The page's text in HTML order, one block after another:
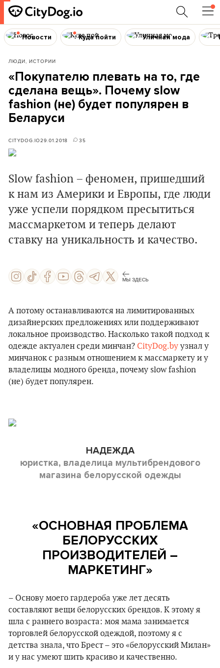
Новости Куда пойти Уличная мода
ЛЮДИ, ИСТОРИИ
«Покупателю плевать на то, где
сделана вещь». Почему slow
fashion (не) будет популярен в
Беларуси
CITYDOG.IO29.01.2018 35
Slow fashion – феномен, пришедший
к нам из Америки и Европы, где люди
уже успели порядком пресытиться
массмаркетом и теперь делают
ставку на уникальность и качество.
МЫ ЗДЕСЬ
А потому останавливаются на лимитированных
дизайнерских предложениях или поддерживают
локальное производство. Насколько такой подход к
одежде актуален среди минчан? CityDog.by узнал у
минчанок с разным отношением к массмаркету и у
владелицы модного бренда, почему slow fashion
(не) будет популярен.
НАДЕЖДА
юристка, владелица мультибрендового
магазина белорусской одежды
«ОСНОВНАЯ ПРОБЛЕМА
БЕЛОРУССКИХ
ПРОИЗВОДИТЕЛЕЙ –
МАРКЕТИНГ»
– Основу моего гардероба уже лет десять
составляют вещи белорусских брендов. К этому я
шла с раннего возраста: моя мама занимается
торговлей белорусской одеждой, поэтому я с
детства знала, что Брест – это «белорусский Милан»
и у нас умеют шить красиво и качественно.